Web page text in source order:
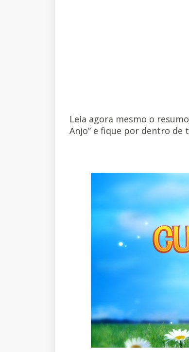
Leia agora mesmo o
Anjo” e fique por dentro de